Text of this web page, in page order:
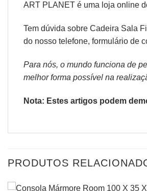
ART PLANET é uma loja online
Tem dúvida sobre Cadeira Sala
do nosso telefone, formulário de
Para nós, o mundo funciona de
melhor forma possível na
Nota: Estes artigos podem
PRODUTOS